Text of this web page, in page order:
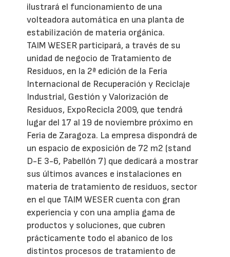
ilustrará el funcionamiento de una
volteadora automática en una planta de
estabilización de materia orgánica.
TAIM WESER participará, a través de su
unidad de negocio de Tratamiento de
Residuos, en la 2ª edición de la Feria
Internacional de Recuperación y Reciclaje
Industrial, Gestión y Valorización de
Residuos, ExpoRecicla 2009, que tendrá
lugar del 17 al 19 de noviembre próximo en
Feria de Zaragoza. La empresa dispondrá de
un espacio de exposición de 72 m2 (stand
D-E 3-6, Pabellón 7) que dedicará a mostrar
sus últimos avances e instalaciones en
materia de tratamiento de residuos, sector
en el que TAIM WESER cuenta con gran
experiencia y con una amplia gama de
productos y soluciones, que cubren
prácticamente todo el abanico de los
distintos procesos de tratamiento de